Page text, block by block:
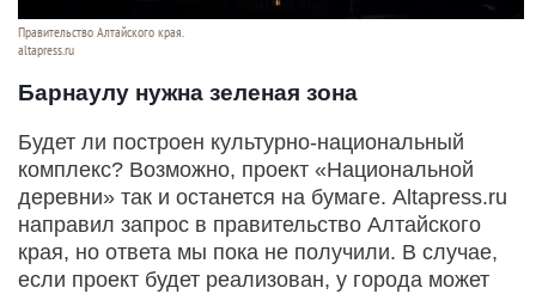
Правительство Алтайского края.
altapress.ru
Барнаулу нужна зеленая зона
Будет ли построен культурно-национальный
комплекс? Возможно, проект «Национальной
деревни» так и останется на бумаге. Altapress.ru
направил запрос в правительство Алтайского
края, но ответа мы пока не получили. В случае,
если проект будет реализован, у города может